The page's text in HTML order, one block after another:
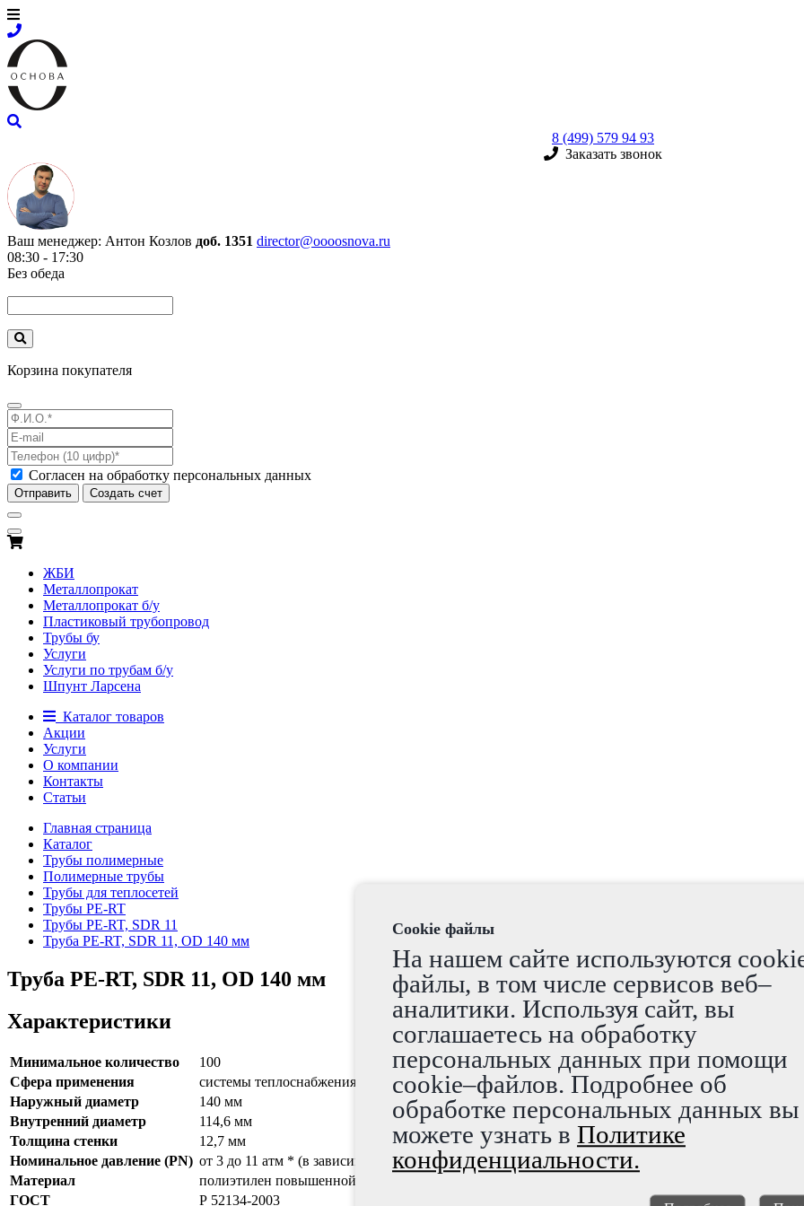
8 (499) 579 94 93
Заказать звонок
Ваш менеджер: Антон Козлов доб. 1351 director@oooosnova.ru
08:30 - 17:30
Без обеда
Корзина покупателя
Согласен на обработку персональных данных
Отправить Создать счет
ЖБИ
Металлопрокат
Металлопрокат б/у
Пластиковый трубопровод
Трубы бу
Услуги
Услуги по трубам б/у
Шпунт Ларсена
Каталог товаров
Акции
Услуги
О компании
Контакты
Статьи
Главная страница
Каталог
Трубы полимерные
Полимерные трубы
Трубы для теплосетей
Трубы PE-RT
Трубы PE-RT, SDR 11
Труба PE-RT, SDR 11, OD 140 мм
Труба PE-RT, SDR 11, OD 140 мм
Характеристики
Минимальное количество
100
Сфера применения
системы теплоснабжения, транспортировка горячей питьевой воды, отвод горячих стоков
Наружный диаметр
140 мм
Внутренний диаметр
114,6 мм
Толщина стенки
12,7 мм
Номинальное давление (PN) от 3 до 11 атм * (в зависимости от рабочей температуры)
Материал
полиэтилен повышенной термостойкости (PE-RT)
ГОСТ
Р 52134-2003
Cookie файлы
На нашем сайте используются
файлы, в том числе сервисов веб–
аналитики. Используя сайт, вы
соглашаетесь на обработку
персональных данных при помощи
cookie–файлов. Подробнее об
обработке персональных данных вы
можете узнать в Политике
конфиденциальности.